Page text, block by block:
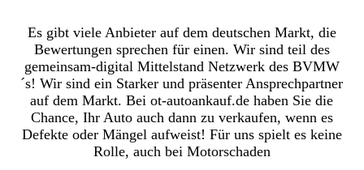
Es gibt viele Anbieter auf dem deutschen Markt, die
Bewertungen sprechen für einen. Wir sind teil des
gemeinsam-digital Mittelstand Netzwerk des BVMW
´s! Wir sind ein Starker und präsenter Ansprechpartner
auf dem Markt. Bei ot-autoankauf.de haben Sie die
Chance, Ihr Auto auch dann zu verkaufen, wenn es
Defekte oder Mängel aufweist! Für uns spielt es keine
Rolle, auch bei Motorschaden